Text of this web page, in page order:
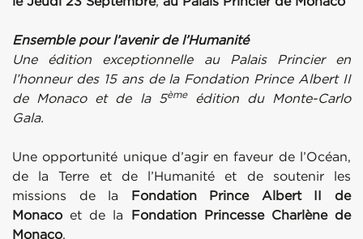
Ensemble pour l’avenir de l’Humanité
Une édition exceptionnelle au Palais Princier en
l’honneur des 15 ans de la Fondation Prince Albert II
de Monaco et de la 5èmeédition du Monte-Carlo
Gala.
Une opportunité unique d’agir en faveur de l’Océan,
de la Terre et de l’Humanité et de soutenir les
missions de la Fondation Prince Albert II de
Monacoet de la Fondation Princesse Charlène de
Monaco.